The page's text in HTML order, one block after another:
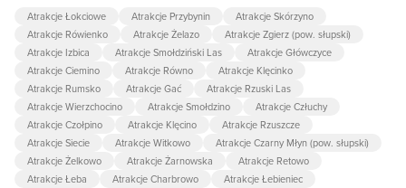
Atrakcje Łokciowe Atrakcje Przybynin
Atrakcje Skórzyno
Atrakcje Rówienko
Atrakcje Żelazo
Atrakcje Zgierz (pow. słupski)
Atrakcje Izbica
Atrakcje Smołdziński Las
Atrakcje Główczyce
Atrakcje Ciemino
Atrakcje Równo
Atrakcje Klęcinko
Atrakcje Rumsko
Atrakcje Gać
Atrakcje Rzuski Las
Atrakcje Wierzchocino
Atrakcje Smołdzino
Atrakcje Człuchy
Atrakcje Czołpino
Atrakcje Klęcino
Atrakcje Rzuszcze
Atrakcje Siecie
Atrakcje Witkowo
Atrakcje Czarny Młyn (pow. słupski)
Atrakcje Żelkowo
Atrakcje Żarnowska
Atrakcje Retowo
Atrakcje Łeba
Atrakcje Charbrowo
Atrakcje Łebieniec